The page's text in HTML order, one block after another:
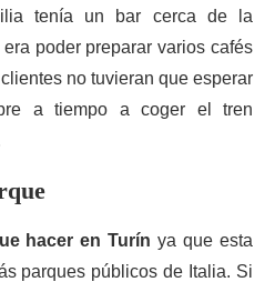
tenía un bar cerca de la
poder preparar varios cafés
no tuvieran que esperar
a tiempo a coger el tren
hacer en Turín ya que esta
parques públicos de Italia. Si